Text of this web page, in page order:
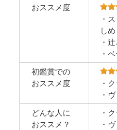
おススメ度
・
しめ
・
・
初鑑賞での
おススメ度
・
・
どんな人に
おススメ？
・
・